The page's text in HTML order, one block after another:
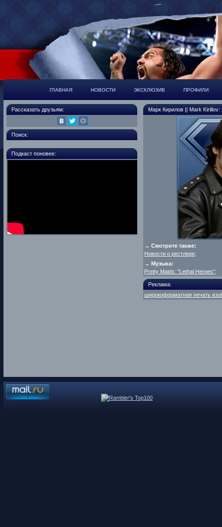
ГЛАВНАЯ НОВОСТИ ЭКСКЛЮЗИВ ПРОФИЛИ
Рассказать друзьям:
Поиск:
Подкаст поновее:
Марк Кирилов || Mark Kirillov:
→ Смотрите также:
Новости о рестлере;
→ Музыка:
Pretty Maids: "Lethal Heroes";
Реклама:
широкоформатная печать